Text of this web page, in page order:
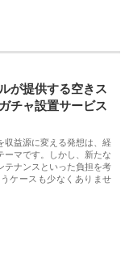
が提供する空きス
チャ設置サービス
収益源に変える発想は、経
ーマです。しかし、新たな
テナンスといった負担を考
ケースも少なくありませ